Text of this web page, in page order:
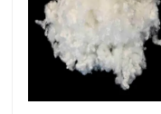
Stapelvezel van
Stapelvezel van